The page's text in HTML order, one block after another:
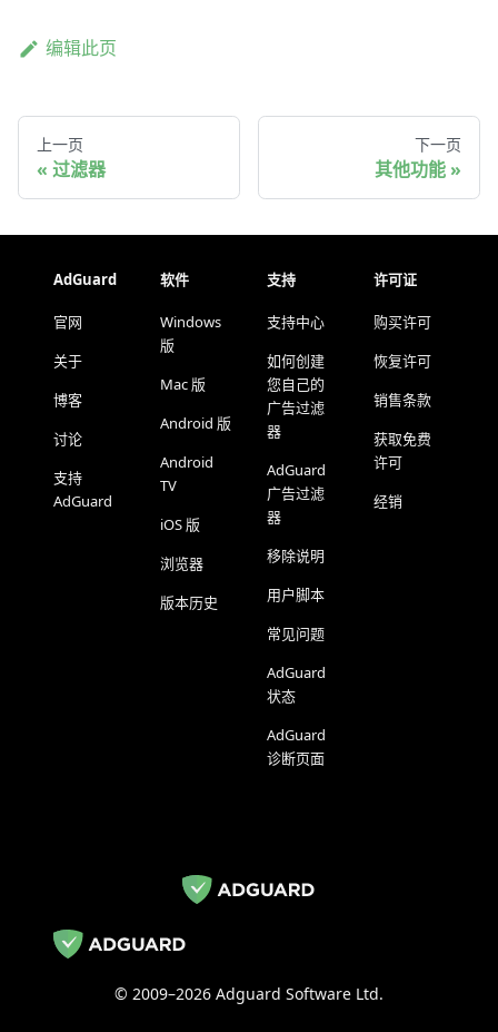
编辑此页
上一页
过滤器
下一页
其他功能
AdGuard
官网
关于
博客
讨论
支持
AdGuard
软件
Windows
版
Mac 版
Android 版
Android
TV
iOS 版
浏览器
版本历史
支持
支持中心
如何创建
您自己的
广告过滤
器
AdGuard
广告过滤
器
移除说明
用户脚本
常见问题
AdGuard
状态
AdGuard
诊断页面
许可证
购买许可
恢复许可
销售条款
获取免费
许可
经销
© 2009–2026 Adguard Software Ltd.